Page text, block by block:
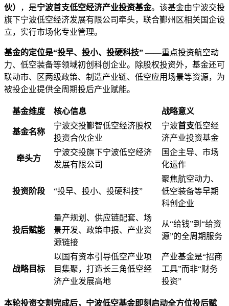
伙）
，是宁波首支低空经济产业投资基金。该基金由宁波交投
旗下宁波低空经济发展有限公司牵头，联合鄞州区相关国企设
立，实行市场化专业管理。
基金的定位是“投早、投小、投硬科技” ——重点投资航空动
力、低空装备等领域初创科创企业。除股权投资外，基金还可
联动市、区两级政策、制造产业链、低空应用场景等资源，为
被投企业提供全周期投后产业赋能。
基金维度 核心信息 战略意义
基金名称
宁波交投鄞智低空经济股权
投资合伙企业
宁波首支低空经
济产业投资基金
牵头方
宁波交投旗下宁波低空经济
发展有限公司
国企主导、市场
化运作
投资阶段 “投早、投小、投硬科技”
聚焦航空动力、
低空装备等早期
科创企业
投后赋能
量产规划、供应链配套、场
景开发、政策申报、产业资
源链接
从“给钱”到“给资
源”的全周期服务
战略目标
以国有资本引导低空产业项
目集聚，打造长三角低空经
济产业发展高地
产业基金是“招商
工具”而非“财务
投资”
本轮投资交割完成后，宁波低空基金即刻启动全方位投后赋